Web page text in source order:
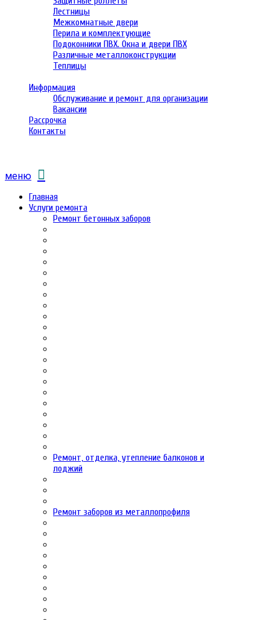
Лестницы
Межкомнатные двери
Перила и комплектующие
Подоконники ПВХ. Окна и двери ПВХ
Различные металлоконструкции
Теплицы
Информация
Обслуживание и ремонт для организации
Вакансии
Рассрочка
Контакты
меню
Главная
Услуги ремонта
Ремонт бетонных заборов
Ремонт, отделка, утепление балконов и
лоджий
Ремонт заборов из металлопрофиля